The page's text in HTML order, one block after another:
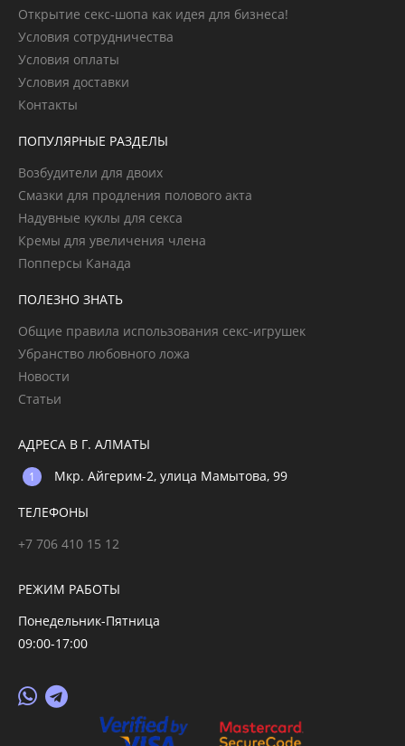
Открытие секс-шопа как идея для бизнеса!
Условия сотрудничества
Условия оплаты
Условия доставки
Контакты
ПОПУЛЯРНЫЕ РАЗДЕЛЫ
Возбудители для двоих
Смазки для продления полового акта
Надувные куклы для секса
Кремы для увеличения члена
Попперсы Канада
ПОЛЕЗНО ЗНАТЬ
Общие правила использования секс-игрушек
Убранство любовного ложа
Новости
Статьи
АДРЕСА В Г. АЛМАТЫ
Мкр. Айгерим-2, улица Мамытова, 99
ТЕЛЕФОНЫ
+7 706 410 15 12
РЕЖИМ РАБОТЫ
Понедельник-Пятница
09:00-17:00